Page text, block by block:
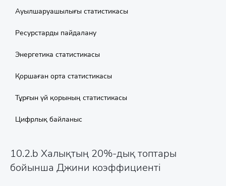
Ауылшаруашылығы статистикасы
Ресурстарды пайдалану
Энергетика статистикасы
Қоршаған орта статистикасы
Тұрғын үй қорының статистикасы
Цифрлық байланыс
10.2.b Халықтың 20%-дық топтары
бойынша Джини коэффициенті